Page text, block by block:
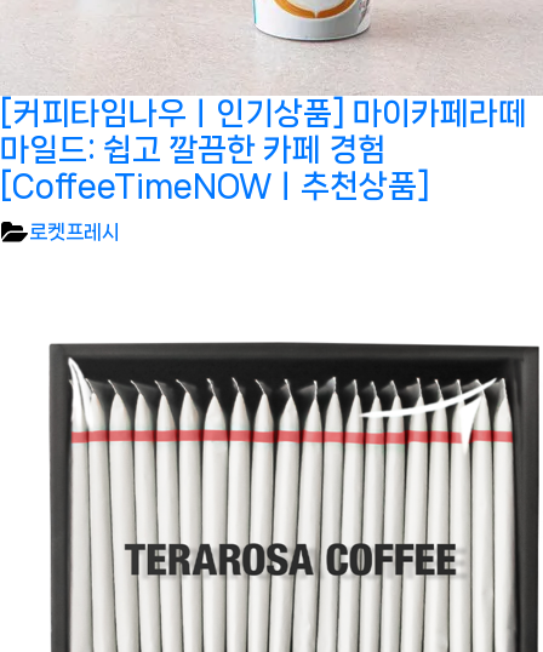
[커피타임나우ㅣ인기상품] 마이카페라떼
마일드: 쉽고 깔끔한 카페 경험
[CoffeeTimeNOWㅣ추천상품]
로켓프레시